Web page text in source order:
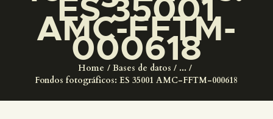
ES 35001
AMC-FFTM-
000618
Home Bases de datos
...
Fondos fotográficos: ES 35001 AMC-FFTM-000618
█
EL MUSEO